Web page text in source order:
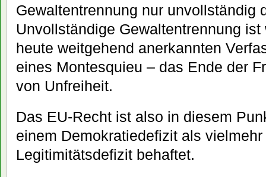
Gewaltentrennung nur unvollständig
Unvollständige Gewaltentrennung
heute weitgehend anerkannten
eines Montesquieu – das Ende der
von Unfreiheit.
Das EU-Recht ist also in diesem
einem Demokratiedefizit als
Legitimitätsdefizit behaftet.